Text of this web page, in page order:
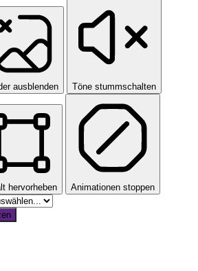
ausblenden Töne stummschalten
hervorheben Animationen stoppen